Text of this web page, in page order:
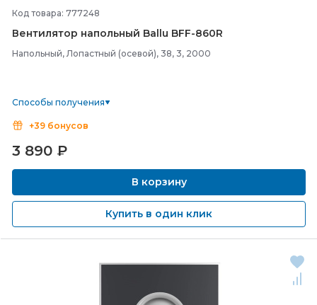
Код товара: 777248
Вентилятор напольный Ballu BFF-860R
Напольный, Лопастный (осевой), 38, 3, 2000
Способы получения
+39 бонусов
3 890 ₽
В корзину
Купить в один клик